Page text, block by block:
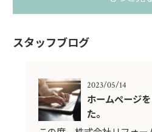
スタッフブログ
2023/05/14
ホームページ
た。